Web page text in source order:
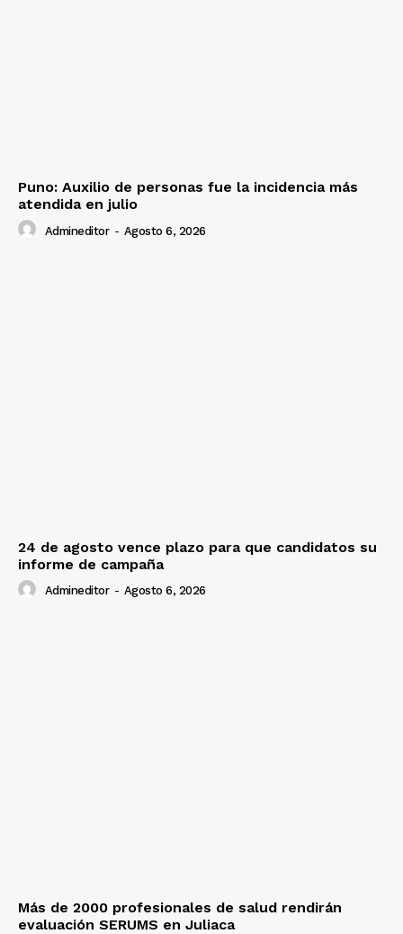
Puno: Auxilio de personas fue la incidencia más
atendida en julio
Admineditor - Agosto 6, 2026
24 de agosto vence plazo para que candidatos su
informe de campaña
Admineditor - Agosto 6, 2026
Más de 2000 profesionales de salud rendirán
evaluación SERUMS en Juliaca